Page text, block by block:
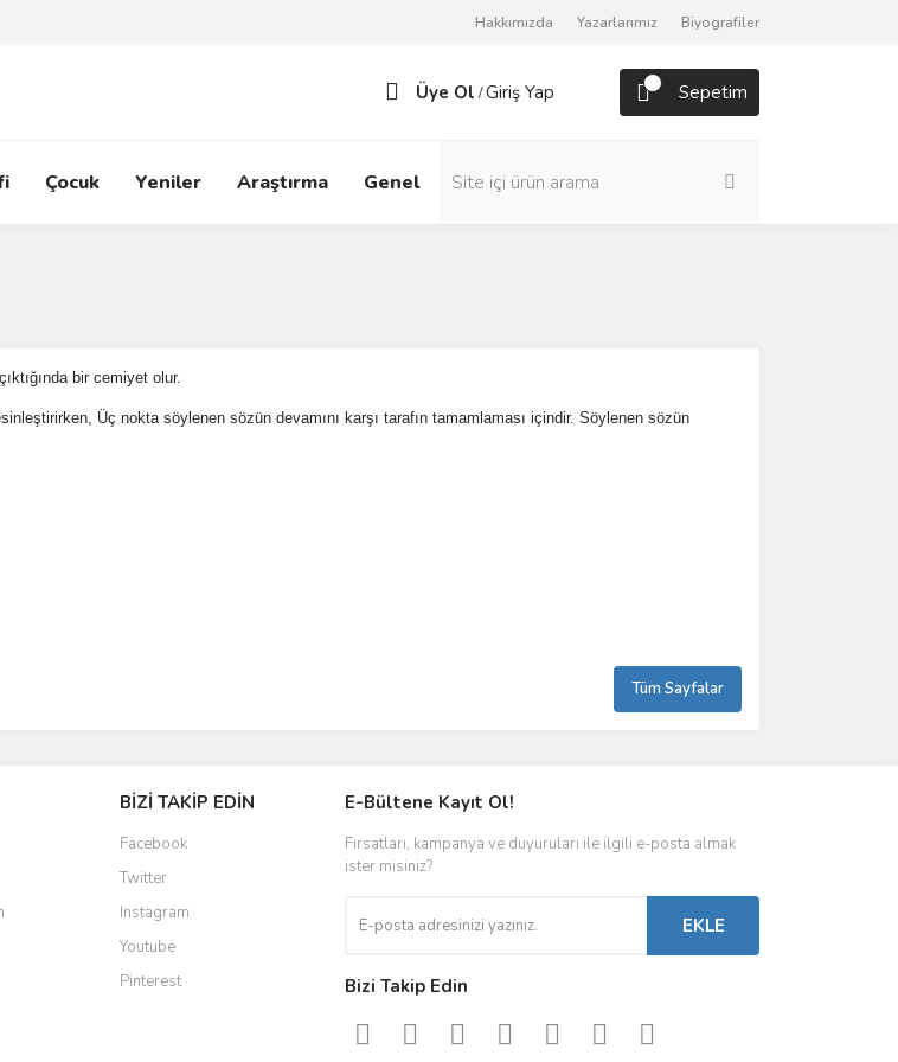
Hakkımızda Yazarlarımız Biyografiler
Üye Ol /Giriş Yap Sepetim
Çocuk Yeniler Araştırma Genel Roman
bir cemiyet olur.
Üç nokta söylenen sözün devamını karşı tarafın tamamlaması içindir. Söylenen sözün
Tüm Sayfalar
BİZİ TAKİP EDİN
Facebook
Twitter
Instagram
Youtube
Pinterest
E-Bültene Kayıt Ol!
Fırsatları, kampanya ve duyuruları ile ilgili e-posta almak
ister misiniz?
EKLE
Bizi Takip Edin